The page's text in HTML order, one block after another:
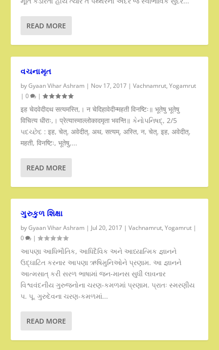
READ MORE
વચનામૃત
byGyaan Vihar Ashram | Nov 17, 2017 |Vachnamrut,Yogamrut
|0 |
इह चेदवेदीदथ सत्यमस्ति,। न चेदिहावेदीन्महती विनष्टिः॥ भूतेषु भूतेषु
विचित्य धीराः,। प्रेत्यास्माल्लोकादमृता भवन्ति॥ કેનોપનિષદ્, 2/5
પદચ્છેદ : इह, चेत्, अवेदीत्, अथ, सत्यम्, अस्ति, न, चेत्, इह, अवेदीत्,
महती, विनष्टिः, भूतेषु,...
READ MORE
ગુરુકુળ શિક્ષા
byGyaan Vihar Ashram | Jul 20, 2017 |Vachnamrut,Yogamrut |
0
|
આપણા આધિભૌતિક, આધિદૈવિક અને આધ્યાત્મિક જ્ઞાનને
ઉદ્ઘાટિત કરનાર આપણા ઋષિમુનિઓને પ્રણામ. આ જ્ઞાનને
આત્મસાત્ કરી સરળ ભાષામાં જન-માનસ સુધી લાવનાર
વિશ્વવંદનીય ગુરુજનોના ચરણ-કમળમાં પ્રણામ. પ્રાતઃ સ્મરણીય
પ. પૂ. ગુરુદેવના ચરણ-કમળમાં...
READ MORE